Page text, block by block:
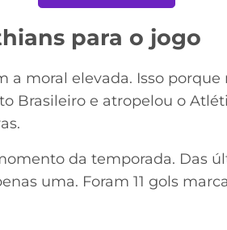
para o jogo
a moral elevada. Isso
Brasileiro e atropelou o
da temporada. Das
uma. Foram 11 gols